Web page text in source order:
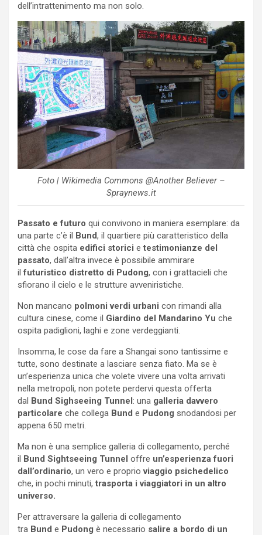
dell’intrattenimento ma non solo.
Foto | Wikimedia Commons @Another Believer –
Spraynews.it
Passato e futuro qui convivono in maniera esemplare: da
una parte c’è il Bund, il quartiere più caratteristico della
città che ospita edifici storici etestimonianze del
passato, dall’altra invece è possibile ammirare
ilfuturistico distretto di Pudong, con i grattacieli che
sfiorano il cielo e le strutture avveniristiche.
Non mancano polmoni verdi urbani con rimandi alla
cultura cinese, come il Giardino del Mandarino Yu che
ospita padiglioni, laghi e zone verdeggianti.
Insomma, le cose da fare a Shangai sono tantissime e
tutte, sono destinate a lasciare senza fiato. Ma se è
un’esperienza unica che volete vivere una volta arrivati
nella metropoli, non potete perdervi questa offerta
dal Bund Sighseeing Tunnel: una galleria davvero
particolare che collega Bund e Pudong snodandosi per
appena 650 metri.
Ma non è una semplice galleria di collegamento, perché
il Bund Sightseeing Tunnel offre un’esperienza fuori
dall’ordinario, un vero e proprioviaggio psichedelico
che, in pochi minuti,trasporta i viaggiatori in un altro
universo.
Per attraversare la galleria di collegamento
tra Bund e Pudong è necessario salire a bordo di un